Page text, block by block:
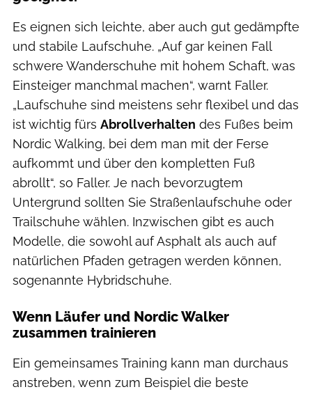
Es eignen sich leichte, aber auch gut gedämpfte
und stabile Laufschuhe. „Auf gar keinen Fall
schwere Wanderschuhe mit hohem Schaft, was
Einsteiger manchmal machen“, warnt Faller.
„Laufschuhe sind meistens sehr flexibel und das
ist wichtig fürs Abrollverhalten des Fußes beim
Nordic Walking, bei dem man mit der Ferse
aufkommt und über den kompletten Fuß
abrollt“, so Faller. Je nach bevorzugtem
Untergrund sollten Sie Straßenlaufschuhe oder
Trailschuhe wählen. Inzwischen gibt es auch
Modelle, die sowohl auf Asphalt als auch auf
natürlichen Pfaden getragen werden können,
sogenannte Hybridschuhe.
Wenn Läufer und Nordic Walker
zusammen trainieren
Ein gemeinsames Training kann man durchaus
anstreben, wenn zum Beispiel die beste